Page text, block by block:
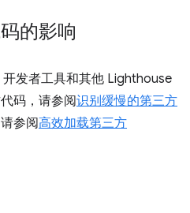
的影响
发者工具和其他 Lighthouse
码，请参阅识别缓慢的第三方
参阅高效加载第三方